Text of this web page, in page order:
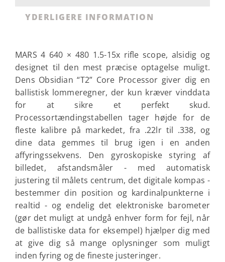
YDERLIGERE INFORMATION
MARS 4 640 × 480 1.5-15x rifle scope, alsidig og
designet til den mest præcise optagelse muligt.
Dens Obsidian “T2” Core Processor giver dig en
ballistisk lommeregner, der kun kræver vinddata
for at sikre et perfekt skud.
Processortændingstabellen tager højde for de
fleste kalibre på markedet, fra .22lr til .338, og
dine data gemmes til brug igen i en anden
affyringssekvens. Den gyroskopiske styring af
billedet, afstandsmåler - med automatisk
justering til målets centrum, det digitale kompas -
bestemmer din position og kardinalpunkterne i
realtid - og endelig det elektroniske barometer
(gør det muligt at undgå enhver form for fejl, når
de ballistiske data for eksempel) hjælper dig med
at give dig så mange oplysninger som muligt
inden fyring og de fineste justeringer.